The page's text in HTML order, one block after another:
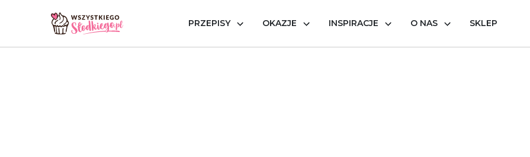
PRZEPISY OKAZJE INSPIRACJE O NAS SKLEP